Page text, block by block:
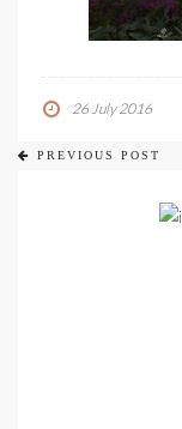
26 July 2016
PREVIOUS POST